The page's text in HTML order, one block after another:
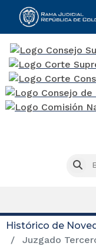
Histórico de
Juzgado